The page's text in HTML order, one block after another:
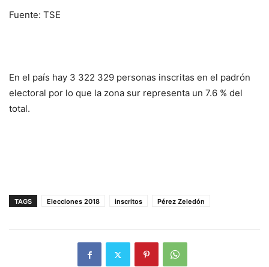
Fuente: TSE
En el país hay 3 322 329 personas inscritas en el padrón
electoral por lo que la zona sur representa un 7.6 % del
total.
TAGS Elecciones 2018 inscritos Pérez Zeledón